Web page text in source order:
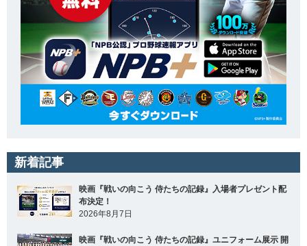
新着記事
映画『戦いの向こう 侍たちの記録』入場者プレゼント配
布決定！
2026年8月7日
映画『戦いの向こう 侍たちの記録』ユニフォーム展示 開